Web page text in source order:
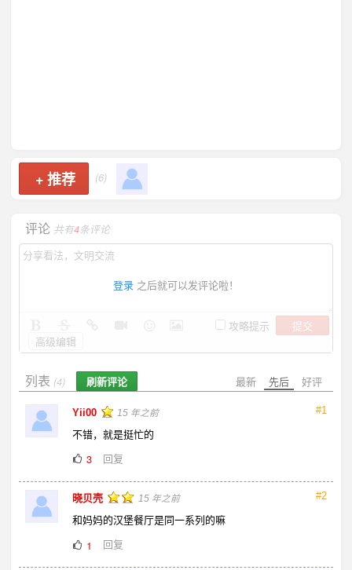
+推荐 (6)
评论 共有4条评论
登录 之后就可以发评论啦！
攻略提示
提交
高级编辑
最新 先后 好评
列表 (4) 刷新评论
#1
Yii00 15 年之前
不错，就是挺忙的
3
回复
#2
晓贝壳 15 年之前
和妈妈的汉堡餐厅是同一系列的嘛
1
回复